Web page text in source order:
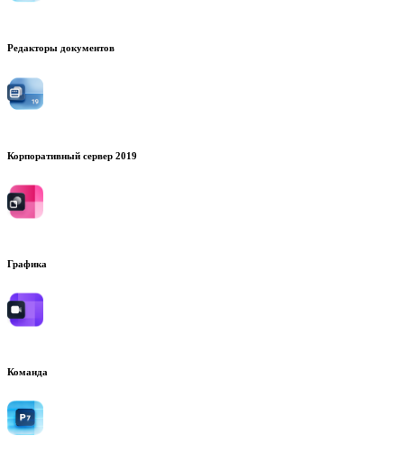
Редакторы документов
Корпоративный сервер 2019
Графика
Команда